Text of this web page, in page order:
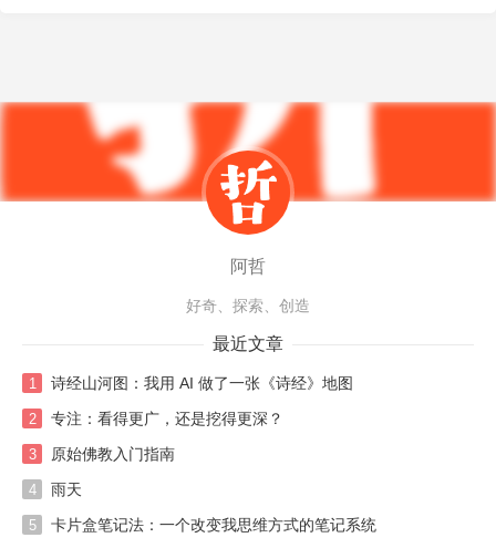
阿哲
好奇、探索、创造
最近文章
1 诗经山河图：我用 AI 做了一张《诗经》地图
2 专注：看得更广，还是挖得更深？
3 原始佛教入门指南
4 雨天
5 卡片盒笔记法：一个改变我思维方式的笔记系统